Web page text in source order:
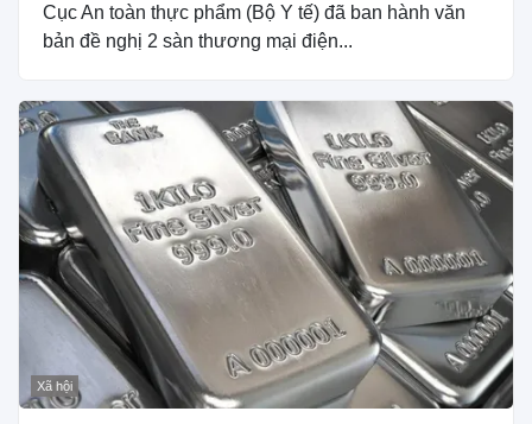
Cục An toàn thực phẩm (Bộ Y tế) đã ban hành văn
bản đề nghị 2 sàn thương mại điện...
Xã hội